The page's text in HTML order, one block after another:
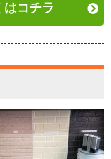
はコチラ